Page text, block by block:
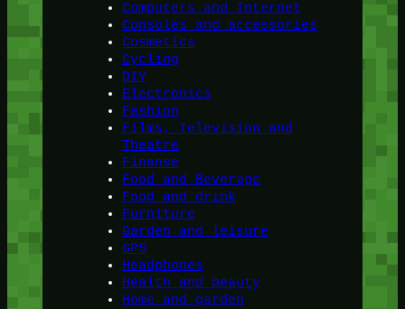
Computers and Internet
Consoles and accessories
Cosmetics
Cycling
DIY
Electronics
Fashion
Films, Television and
Theatre
Finanse
Food and Beverage
Food and drink
Furniture
Garden and leisure
GPS
Headphones
Health and beauty
Home and garden